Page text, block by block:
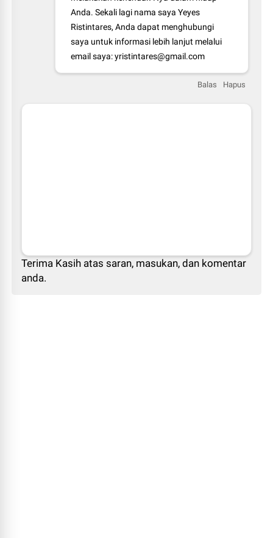
Anda. Sekali lagi nama saya Yeyes
Ristintares, Anda dapat menghubungi
saya untuk informasi lebih lanjut melalui
email saya: yristintares@gmail.com
Balas Hapus
Terima Kasih atas saran, masukan, dan komentar
anda.